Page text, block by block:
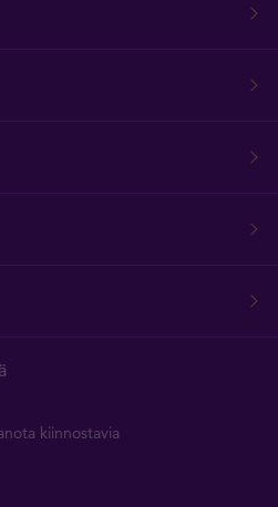
kiinnostavia